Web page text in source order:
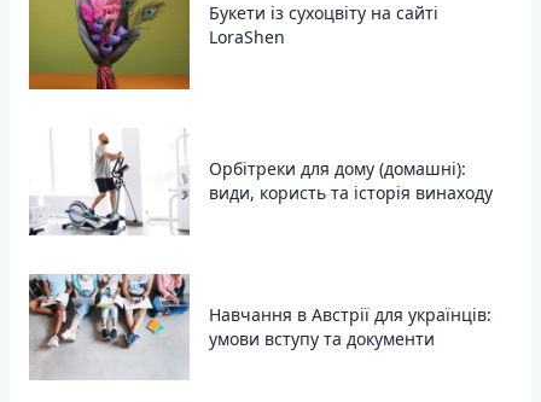
Букети із сухоцвіту на сайті
LoraShen
Орбітреки для дому (домашні):
види, користь та історія винаходу
Навчання в Австрії для українців:
умови вступу та документи